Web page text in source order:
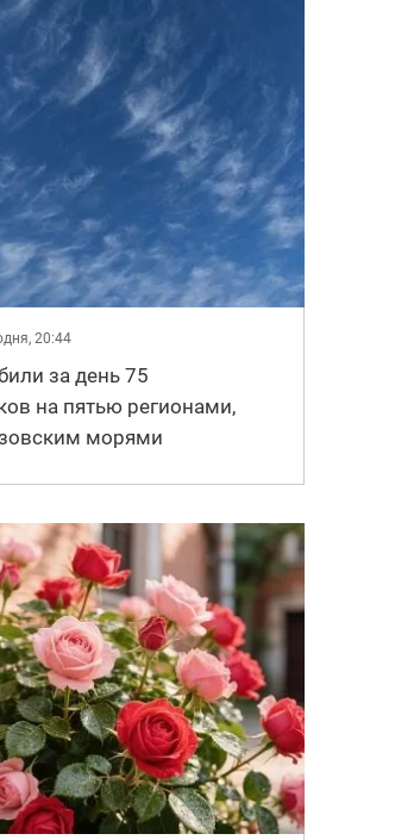
20:44
за день 75
на пятью регионами,
морями